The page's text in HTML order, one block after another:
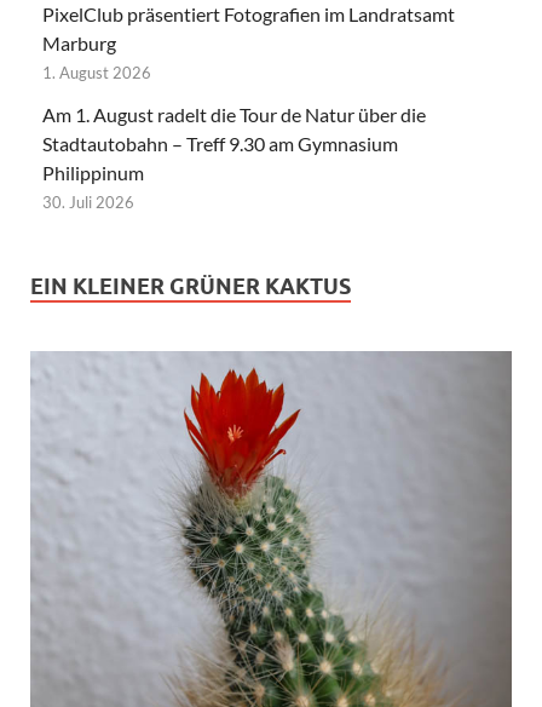
PixelClub präsentiert Fotografien im Landratsamt
Marburg
1. August 2026
Am 1. August radelt die Tour de Natur über die
Stadtautobahn – Treff 9.30 am Gymnasium
Philippinum
30. Juli 2026
EIN KLEINER GRÜNER KAKTUS